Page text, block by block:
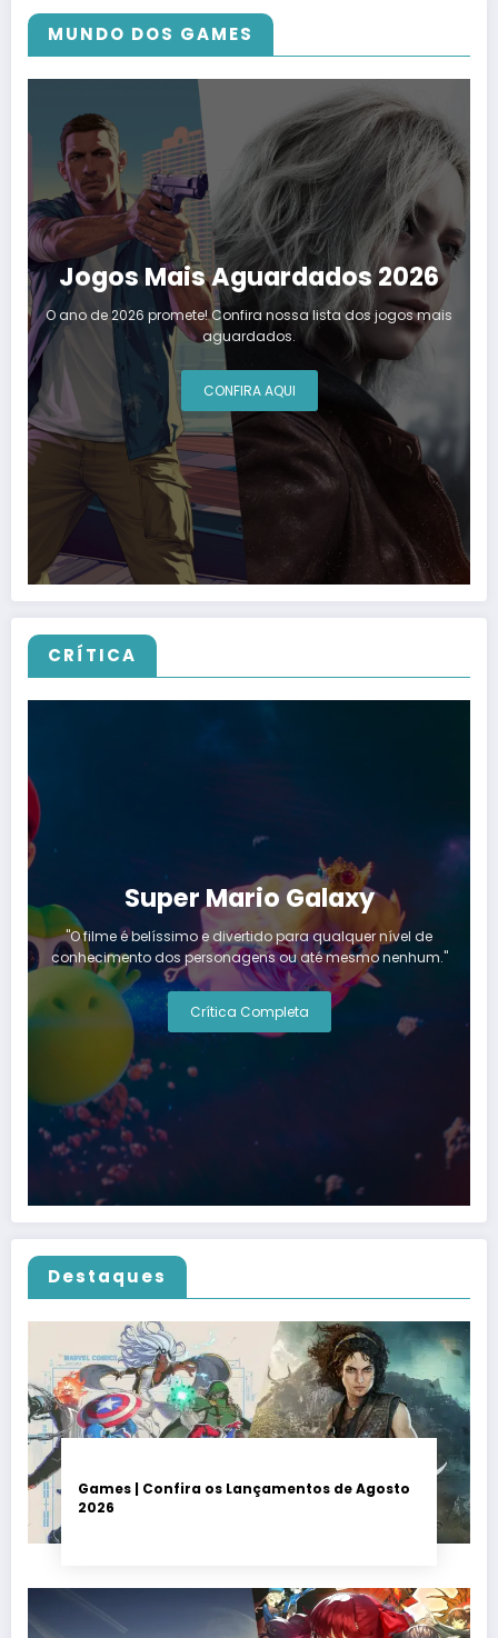
MUNDO DOS GAMES
Jogos Mais Aguardados 2026
O ano de 2026 promete! Confira nossa lista dos jogos mais
aguardados.
CONFIRA AQUI
CRÍTICA
Super Mario Galaxy
"O filme é belíssimo e divertido para qualquer nível de
conhecimento dos personagens ou até mesmo nenhum."
Crítica Completa
Destaques
Games | Confira os Lançamentos de Agosto
2026